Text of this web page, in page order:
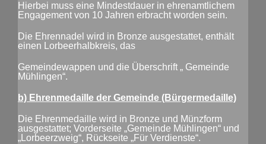
Hierbei muss eine Mindestdauer in ehrenamtlichem
Engagement von 10 Jahren erbracht worden sein.
Die Ehrennadel wird in Bronze ausgestattet, enthält
einen Lorbeerhalbkreis, das
Gemeindewappen und die Überschrift „ Gemeinde
Mühlingen“.
b) Ehrenmedaille der Gemeinde (Bürgermedaille)
Die Ehrenmedaille wird in Bronze und Münzform
ausgestattet; Vorderseite „Gemeinde Mühlingen“ und
„Lorbeerzweig“, Rückseite „Für Verdienste“.